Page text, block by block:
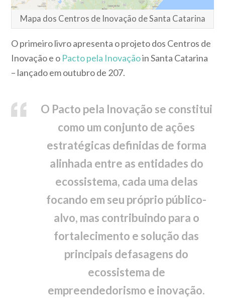
Mapa dos Centros de Inovação de Santa Catarina
O primeiro livro apresenta o projeto dos Centros de
Inovação e o Pacto pela Inovaçãoin Santa Catarina
– lançado em outubro de 207.
O Pacto pela Inovação se constitui
como um conjunto de ações
estratégicas definidas de forma
alinhada entre as entidades do
ecossistema, cada uma delas
focando em seu próprio público-
alvo, mas contribuindo para o
fortalecimento e solução das
principais defasagens do
ecossistema de
empreendedorismo e inovação.